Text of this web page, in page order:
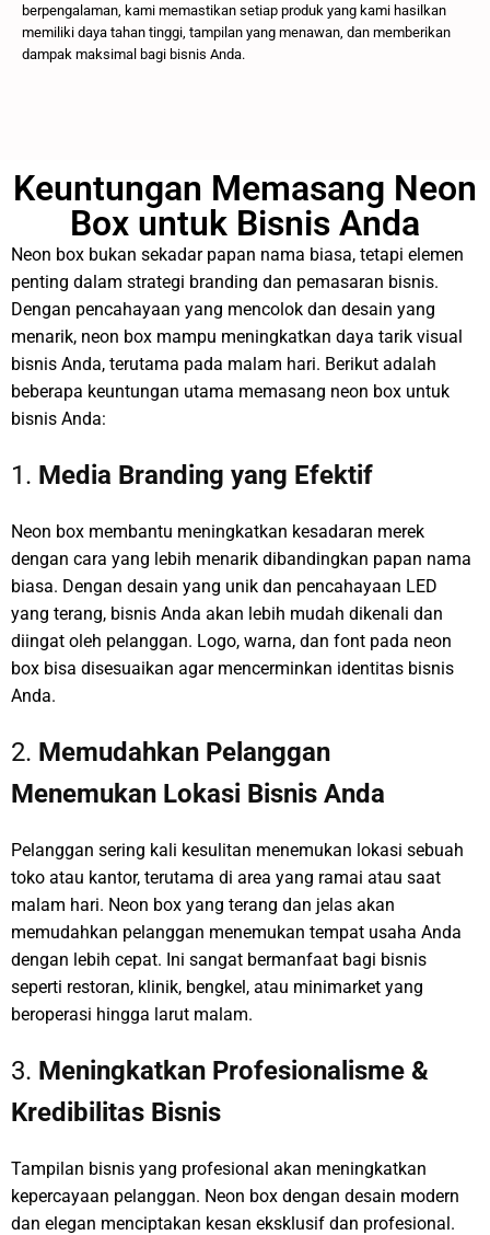
berpengalaman, kami memastikan setiap produk yang kami hasilkan
memiliki daya tahan tinggi, tampilan yang menawan, dan memberikan
dampak maksimal bagi bisnis Anda.
Keuntungan Memasang Neon
Box untuk Bisnis Anda
Neon box bukan sekadar papan nama biasa, tetapi elemen
penting dalam strategi branding dan pemasaran bisnis.
Dengan pencahayaan yang mencolok dan desain yang
menarik, neon box mampu meningkatkan daya tarik visual
bisnis Anda, terutama pada malam hari. Berikut adalah
beberapa keuntungan utama memasang neon box untuk
bisnis Anda:
1. Media Branding yang Efektif
Neon box membantu meningkatkan kesadaran merek
dengan cara yang lebih menarik dibandingkan papan nama
biasa. Dengan desain yang unik dan pencahayaan LED
yang terang, bisnis Anda akan lebih mudah dikenali dan
diingat oleh pelanggan. Logo, warna, dan font pada neon
box bisa disesuaikan agar mencerminkan identitas bisnis
Anda.
2. Memudahkan Pelanggan
Menemukan Lokasi Bisnis Anda
Pelanggan sering kali kesulitan menemukan lokasi sebuah
toko atau kantor, terutama di area yang ramai atau saat
malam hari. Neon box yang terang dan jelas akan
memudahkan pelanggan menemukan tempat usaha Anda
dengan lebih cepat. Ini sangat bermanfaat bagi bisnis
seperti restoran, klinik, bengkel, atau minimarket yang
beroperasi hingga larut malam.
3. Meningkatkan Profesionalisme &
Kredibilitas Bisnis
Tampilan bisnis yang profesional akan meningkatkan
kepercayaan pelanggan. Neon box dengan desain modern
dan elegan menciptakan kesan eksklusif dan profesional.